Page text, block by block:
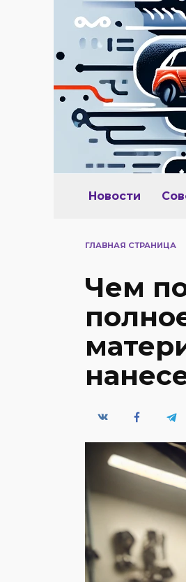
Новости
ГЛАВНАЯ СТРАНИЦА
Чем